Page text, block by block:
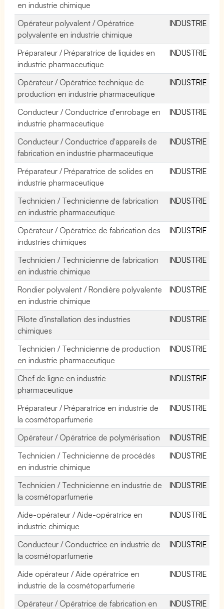
en industrie chimique
Opérateur polyvalent / Opératrice
polyvalente en industrie chimique
INDUSTRIE
Préparateur / Préparatrice de liquides en
industrie pharmaceutique
INDUSTRIE
Opérateur / Opératrice technique de
production en industrie pharmaceutique
INDUSTRIE
Conducteur / Conductrice d'enrobage en
industrie pharmaceutique
INDUSTRIE
Conducteur / Conductrice d'appareils de
fabrication en industrie pharmaceutique
INDUSTRIE
Préparateur / Préparatrice de solides en
industrie pharmaceutique
INDUSTRIE
Technicien / Technicienne de fabrication
en industrie pharmaceutique
INDUSTRIE
Opérateur / Opératrice de fabrication des
industries chimiques
INDUSTRIE
Technicien / Technicienne de fabrication
en industrie chimique
INDUSTRIE
Rondier polyvalent / Rondière polyvalente
en industrie chimique
INDUSTRIE
Pilote d'installation des industries
chimiques
INDUSTRIE
Technicien / Technicienne de production
en industrie pharmaceutique
INDUSTRIE
Chef de ligne en industrie
pharmaceutique
INDUSTRIE
Préparateur / Préparatrice en industrie de
la cosmétoparfumerie
INDUSTRIE
Opérateur / Opératrice de polymérisation
INDUSTRIE
Technicien / Technicienne de procédés
en industrie chimique
INDUSTRIE
Technicien / Technicienne en industrie de
la cosmétoparfumerie
INDUSTRIE
Aide-opérateur / Aide-opératrice en
industrie chimique
INDUSTRIE
Conducteur / Conductrice en industrie de
la cosmétoparfumerie
INDUSTRIE
Aide opérateur / Aide opératrice en
industrie de la cosmétoparfumerie
INDUSTRIE
Opérateur / Opératrice de fabrication en
INDUSTRIE